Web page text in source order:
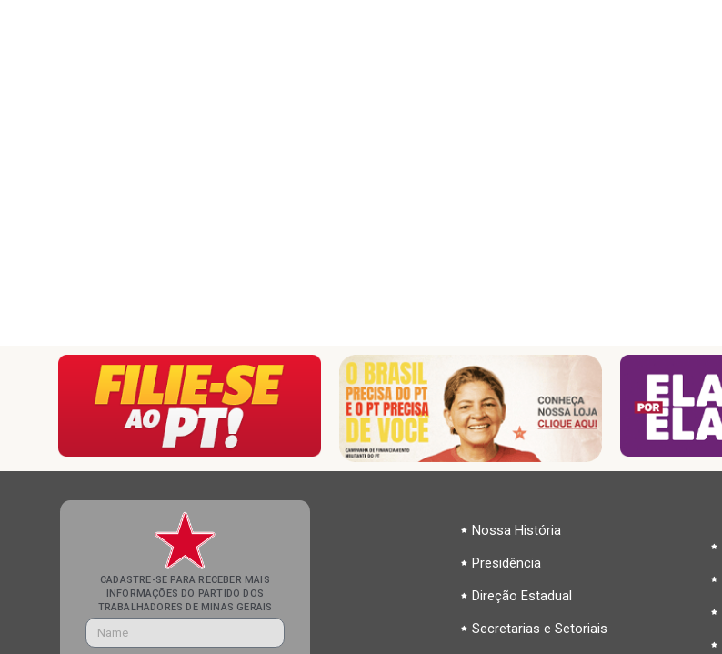
CADASTRE-SE PARA RECEBER MAIS
INFORMAÇÕES DO PARTIDO DOS
TRABALHADORES DE MINAS GERAIS
Nossa História
Presidência
Direção Estadual
Secretarias e Setoriais